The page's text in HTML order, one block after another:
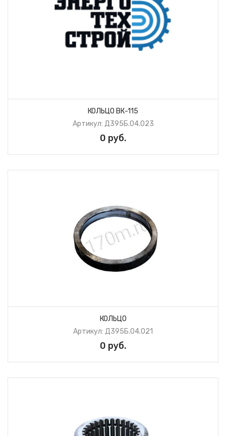
КОЛЬЦО ВК-115
Артикул: Д395Б.04.023
0 руб.
КОЛЬЦО
Артикул: Д395Б.04.021
0 руб.